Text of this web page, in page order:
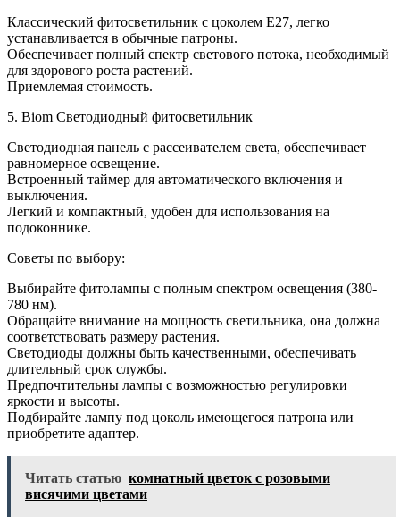
Классический фитосветильник с цоколем E27, легко
устанавливается в обычные патроны.
Обеспечивает полный спектр светового потока, необходимый
для здорового роста растений.
Приемлемая стоимость.
5. Biom Светодиодный фитосветильник
Светодиодная панель с рассеивателем света, обеспечивает
равномерное освещение.
Встроенный таймер для автоматического включения и
выключения.
Легкий и компактный, удобен для использования на
подоконнике.
Советы по выбору:
Выбирайте фитолампы с полным спектром освещения (380-
780 нм).
Обращайте внимание на мощность светильника, она должна
соответствовать размеру растения.
Светодиоды должны быть качественными, обеспечивать
длительный срок службы.
Предпочтительны лампы с возможностью регулировки
яркости и высоты.
Подбирайте лампу под цоколь имеющегося патрона или
приобретите адаптер.
Читать статью комнатный цветок с розовыми
висячими цветами